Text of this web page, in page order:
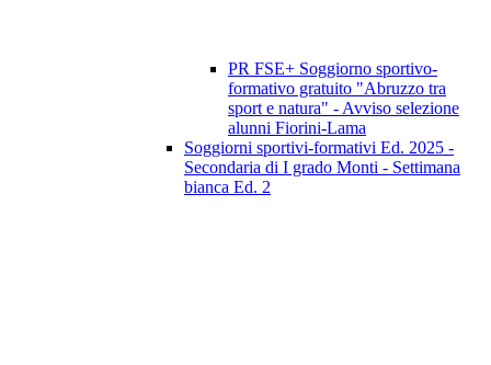
PR FSE+ Soggiorno sportivo-
formativo gratuito "Abruzzo tra
sport e natura" - Avviso selezione
alunni Fiorini-Lama
Soggiorni sportivi-formativi Ed. 2025 -
Secondaria di I grado Monti - Settimana
bianca Ed. 2